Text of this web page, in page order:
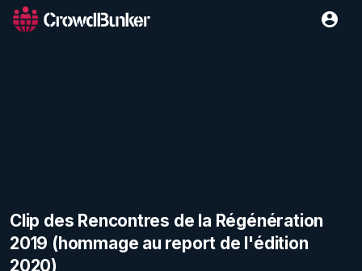
Clip des Rencontres de la Régénération
2019 (hommage au report de l'édition
2020)